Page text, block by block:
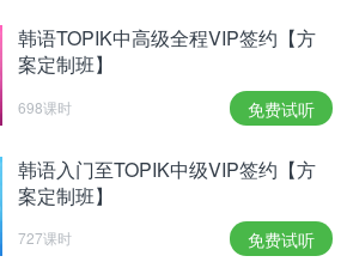
语言设置即可：控制面板→时
更改系统区域设置→选择朝鲜语→
页面即可支付，开通所持银行卡
从卡内直接扣费，未开通需在限
银行柜台或ATM机）。电话号码
。
荐）
韩语TOPIK中高级全程VIP签约【方
案定制班】
698课时 免费试听
韩语入门至TOPIK中级VIP签约【方
案定制班】
727课时 免费试听